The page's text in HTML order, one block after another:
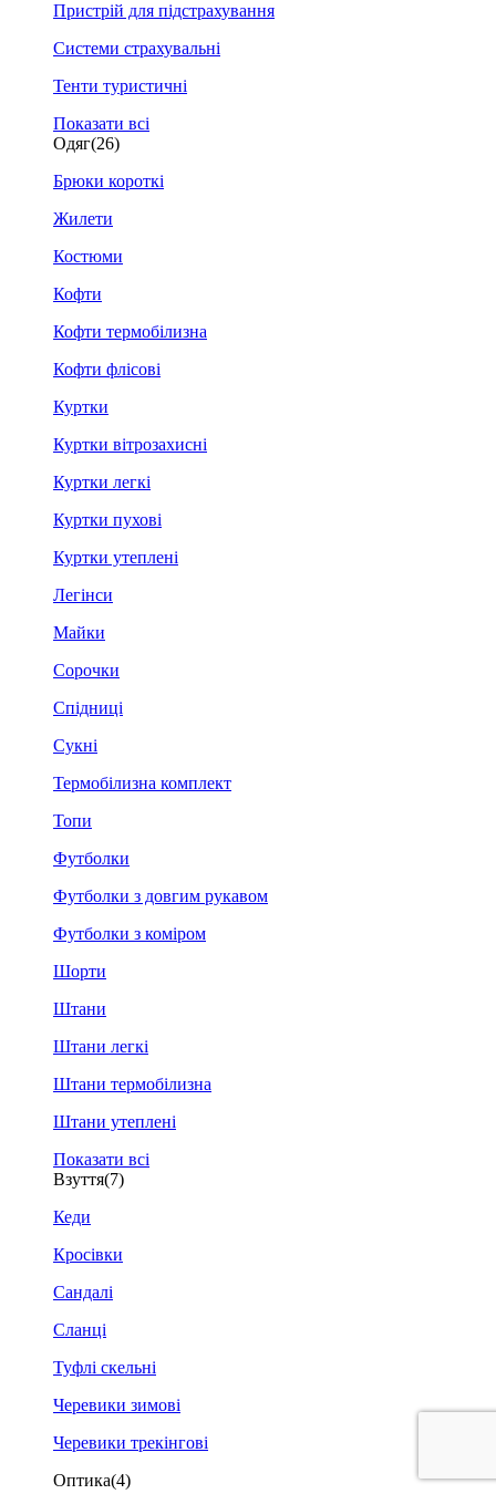
Пристрій для підстрахування
Системи страхувальні
Тенти туристичні
Показати всі
Одяг(26)
Брюки короткі
Жилети
Костюми
Кофти
Кофти термобілизна
Кофти флісові
Куртки
Куртки вітрозахисні
Куртки легкі
Куртки пухові
Куртки утеплені
Легінси
Майки
Сорочки
Спідниці
Сукні
Термобілизна комплект
Топи
Футболки
Футболки з довгим рукавом
Футболки з коміром
Шорти
Штани
Штани легкі
Штани термобілизна
Штани утеплені
Показати всі
Взуття(7)
Кеди
Кросівки
Сандалі
Сланці
Туфлі скельні
Черевики зимові
Черевики трекінгові
Оптика(4)